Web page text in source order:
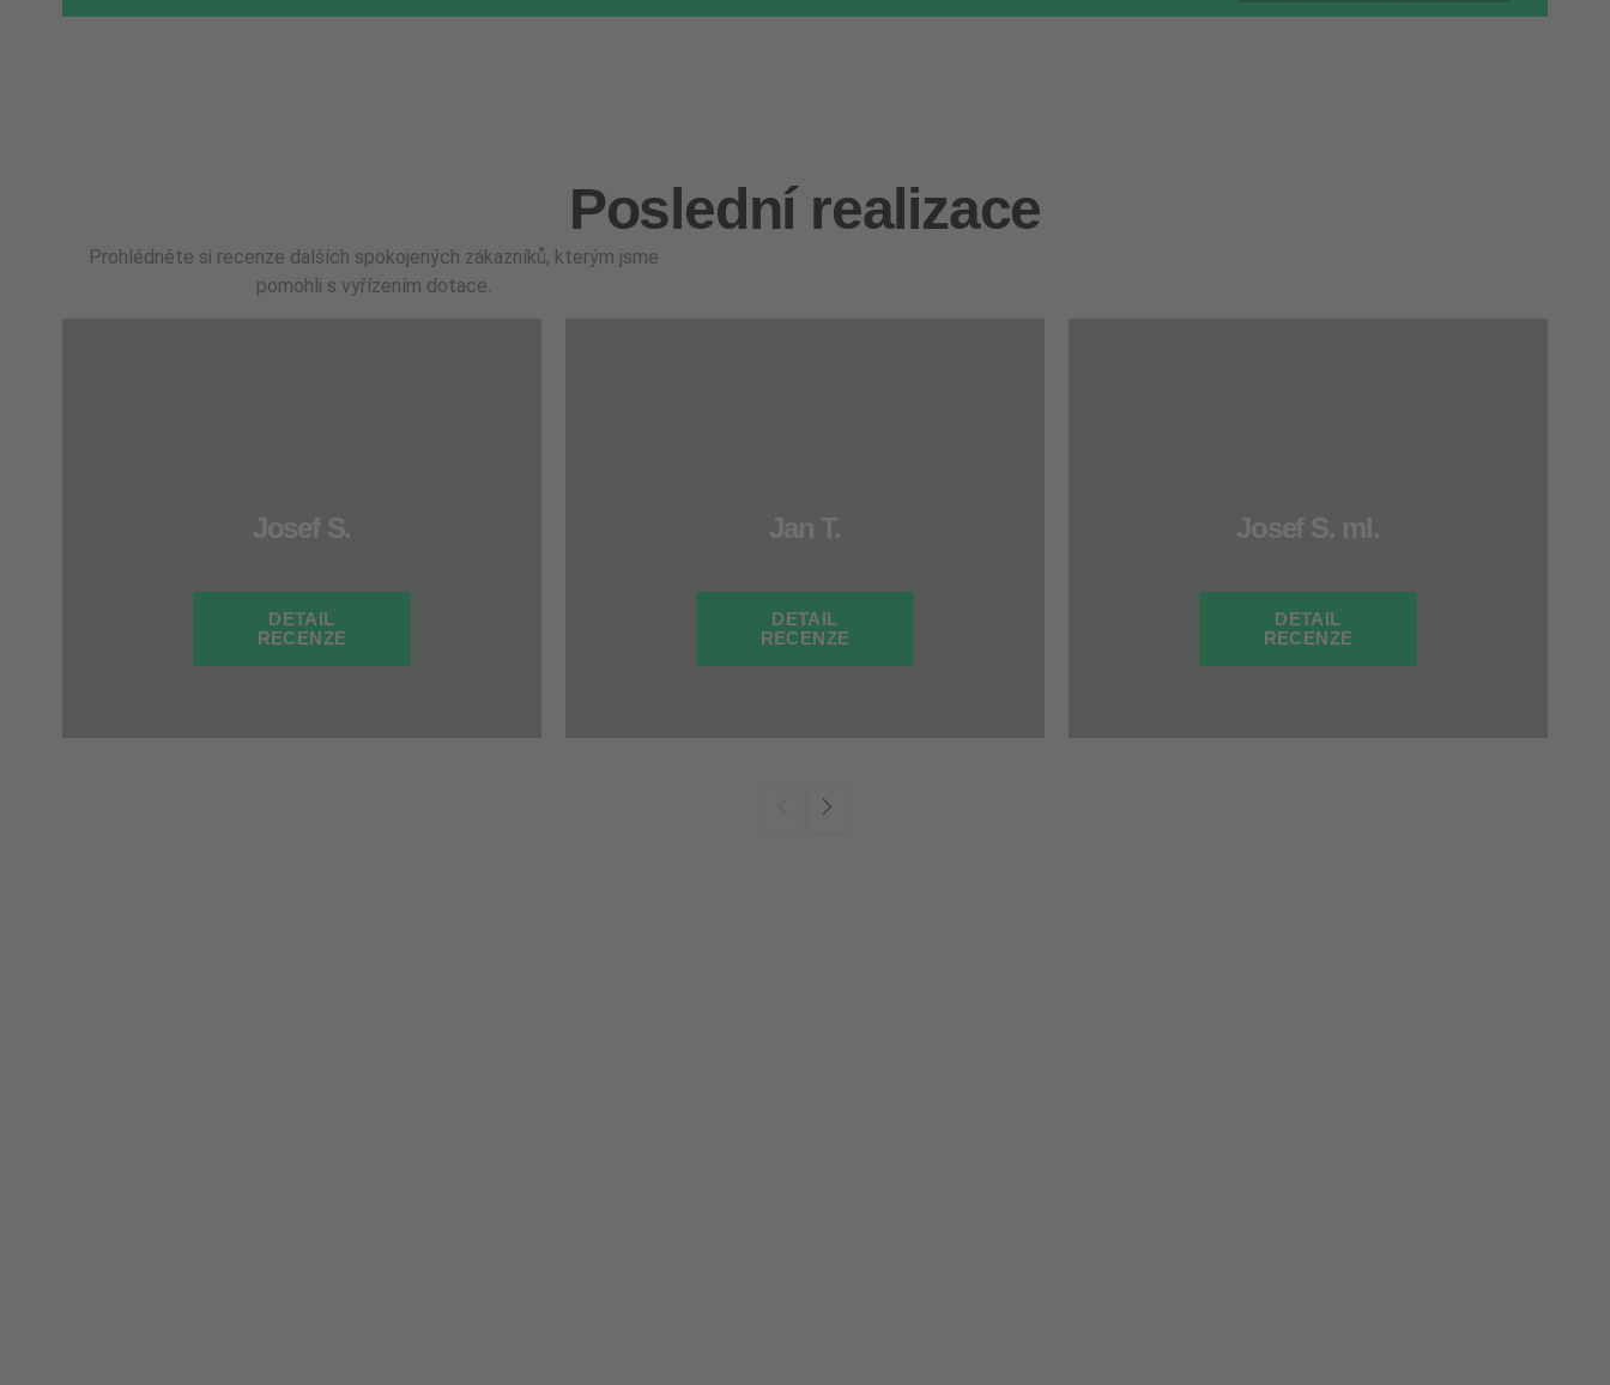
Poslední realizace
Prohlédněte si recenze dalších spokojených zákazníků, kterým jsme
pomohli s vyřízením dotace.
Josef S.
DETAIL
RECENZE
Jan T.
DETAIL
RECENZE
Josef S. ml.
DETAIL
RECENZE